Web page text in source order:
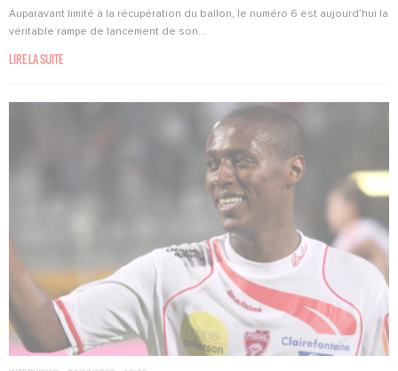
Auparavant limité à la récupération du ballon, le numéro 6 est aujourd’hui la
véritable rampe de lancement de son...
LIRE LA SUITE